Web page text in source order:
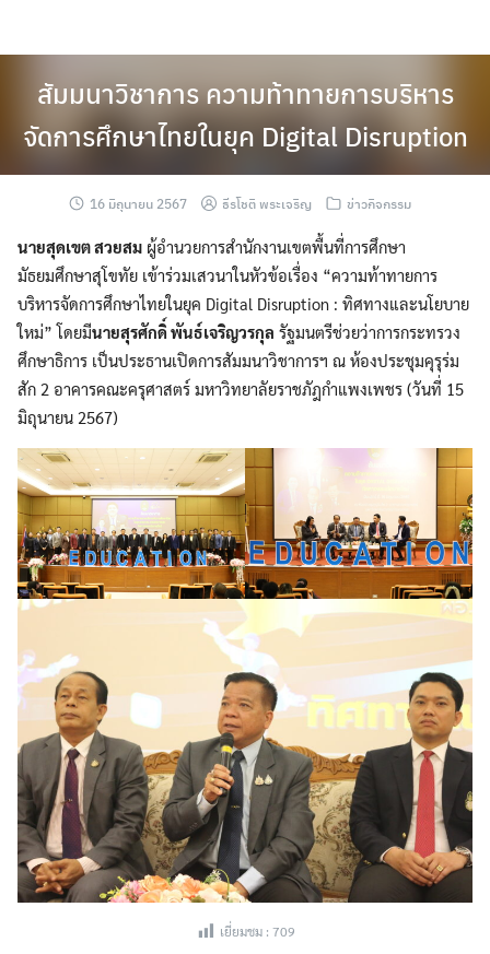
content
สัมมนาวิชาการ ความท้าทายการบริหาร
จัดการศึกษาไทยในยุค Digital Disruption
16 มิถุนายน 2567 ธีรโชติ พระเจริญ ข่าวกิจกรรม
นายสุดเขต สวยสม ผู้อำนวยการสำนักงานเขตพื้นที่การศึกษา
มัธยมศึกษาสุโขทัย เข้าร่วมเสวนาในหัวข้อเรื่อง “ความท้าทายการ
บริหารจัดการศึกษาไทยในยุค Digital Disruption : ทิศทางและนโยบาย
ใหม่” โดยมีนายสุรศักดิ์ พันธ์เจริญวรกุล รัฐมนตรีช่วยว่าการกระทรวง
ศึกษาธิการ เป็นประธานเปิดการสัมมนาวิชาการฯ ณ ห้องประชุมคุรุร่ม
สัก 2 อาคารคณะครุศาสตร์ มหาวิทยาลัยราชภัฎกำแพงเพชร (วันที่ 15
มิถุนายน 2567)
เยี่ยมชม : 709